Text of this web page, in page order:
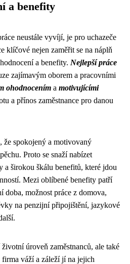
a benefity
neustále vyvíjí, je pro uchazeče
klíčové nejen zaměřit se na náplň
a benefity. Nejlepší práce
zajímavým oborem a pracovními
ohodnocením a motivujícími
a přínos zaměstnance pro danou
že spokojený a motivovaný
Proto se snaží nabízet
a širokou škálu benefitů, které jdou
Mezi oblíbené benefity patří
možnost práce z domova,
na penzijní připojištění, jazykové
úroveň zaměstnanců, ale také
váží a záleží jí na jejich